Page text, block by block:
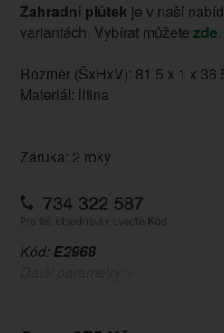
Zahradní plůtek je v naší
variantách. Vybírat můžete zde.
Rozměr (ŠxHxV): 81,5 x 1 x
Materiál: litina
Záruka: 2 roky
Kód: E2968